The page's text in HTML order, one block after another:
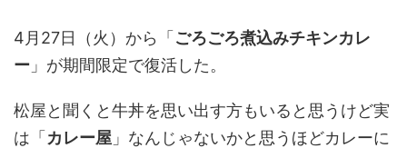
4月27日（火）から「ごろごろ煮込みチキンカレ
ー 」が期間限定で復活した。
松屋と聞くと牛丼を思い出す方もいると思うけど実
は「カレー屋 」なんじゃないかと思うほどカレーに